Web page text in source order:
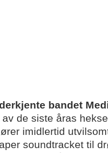
bandet
de siste åras
imidlertid
soundtracket til